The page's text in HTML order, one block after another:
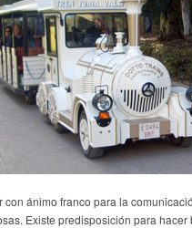
con ánimo franco para la
Existe predisposición para